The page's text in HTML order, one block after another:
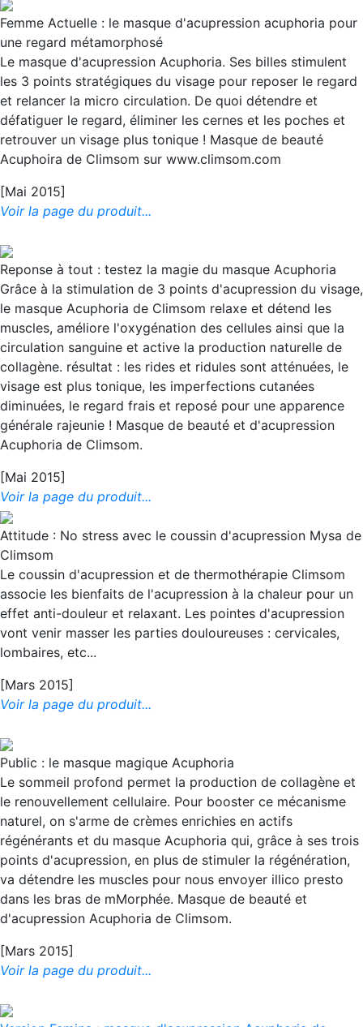
Femme Actuelle : le masque d'acupression acuphoria pour
une regard métamorphosé
Le masque d'acupression Acuphoria. Ses billes stimulent
les 3 points stratégiques du visage pour reposer le regard
et relancer la micro circulation. De quoi détendre et
défatiguer le regard, éliminer les cernes et les poches et
retrouver un visage plus tonique ! Masque de beauté
Acuphoira de Climsom sur www.climsom.com
[Mai 2015]
Voir la page du produit...
Reponse à tout : testez la magie du masque Acuphoria
Grâce à la stimulation de 3 points d'acupression du visage,
le masque Acuphoria de Climsom relaxe et détend les
muscles, améliore l'oxygénation des cellules ainsi que la
circulation sanguine et active la production naturelle de
collagène. résultat : les rides et ridules sont atténuées, le
visage est plus tonique, les imperfections cutanées
diminuées, le regard frais et reposé pour une apparence
générale rajeunie ! Masque de beauté et d'acupression
Acuphoria de Climsom.
[Mai 2015]
Voir la page du produit...
Attitude : No stress avec le coussin d'acupression Mysa de
Climsom
Le coussin d'acupression et de thermothérapie Climsom
associe les bienfaits de l'acupression à la chaleur pour un
effet anti-douleur et relaxant. Les pointes d'acupression
vont venir masser les parties douloureuses : cervicales,
lombaires, etc...
[Mars 2015]
Voir la page du produit...
Public : le masque magique Acuphoria
Le sommeil profond permet la production de collagène et
le renouvellement cellulaire. Pour booster ce mécanisme
naturel, on s'arme de crèmes enrichies en actifs
régénérants et du masque Acuphoria qui, grâce à ses trois
points d'acupression, en plus de stimuler la régénération,
va détendre les muscles pour nous envoyer illico presto
dans les bras de mMorphée. Masque de beauté et
d'acupression Acuphoria de Climsom.
[Mars 2015]
Voir la page du produit...